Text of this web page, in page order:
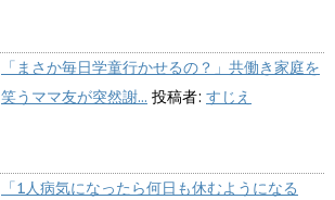
「まさか毎日学童行かせるの？」共働き家庭を
笑うママ友が突然謝... 投稿者: すじえ
「1人病気になったら何日も休むようになる